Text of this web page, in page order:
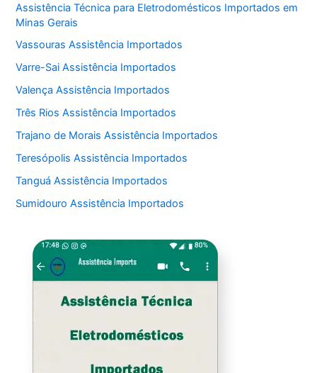
Assistência Técnica para Eletrodomésticos Importados em
Minas Gerais
Vassouras Assistência Importados
Varre-Sai Assistência Importados
Valença Assistência Importados
Três Rios Assistência Importados
Trajano de Morais Assistência Importados
Teresópolis Assistência Importados
Tanguá Assistência Importados
Sumidouro Assistência Importados